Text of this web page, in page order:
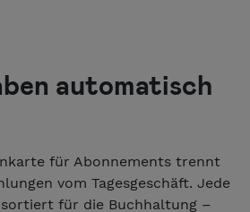
automatisch
für Abonnements trennt
vom Tagesgeschäft. Jede
für die Buchhaltung –